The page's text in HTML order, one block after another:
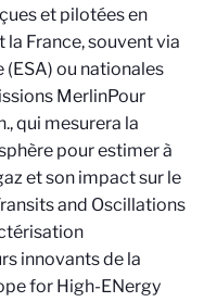
et pilotées en
France, souvent via
(ESA) ou nationales
MerlinPour
, qui mesurera la
pour estimer à
et son impact sur le
and Oscillations
innovants de la
for High-ENergy